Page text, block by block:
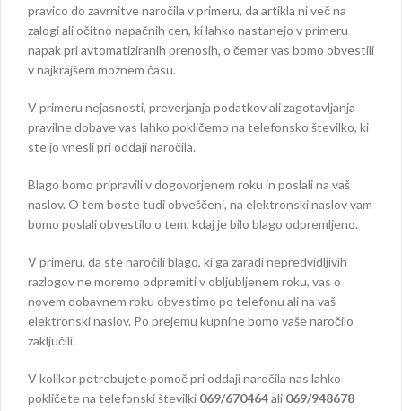
pravico do zavrnitve naročila v primeru, da artikla ni več na
zalogi ali očitno napačnih cen, ki lahko nastanejo v primeru
napak pri avtomatiziranih prenosih, o čemer vas bomo obvestili
v najkrajšem možnem času.
V primeru nejasnosti, preverjanja podatkov ali zagotavljanja
pravilne dobave vas lahko pokličemo na telefonsko številko, ki
ste jo vnesli pri oddaji naročila.
Blago bomo pripravili v dogovorjenem roku in poslali na vaš
naslov. O tem boste tudi obveščeni, na elektronski naslov vam
bomo poslali obvestilo o tem, kdaj je bilo blago odpremljeno.
V primeru, da ste naročili blago, ki ga zaradi nepredvidljivih
razlogov ne moremo odpremiti v obljubljenem roku, vas o
novem dobavnem roku obvestimo po telefonu ali na vaš
elektronski naslov. Po prejemu kupnine bomo vaše naročilo
zaključili.
V kolikor potrebujete pomoč pri oddaji naročila nas lahko
pokličete na telefonski številki 069/670464ali 069/948678